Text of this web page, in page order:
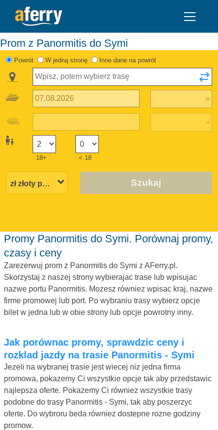
Prom z Panormitis do Symi
Powrót W jedną stronę Inne dane na powrót
18+ < 18
Szukaj
Promy Panormitis do Symi. Porównaj promy,
czasy i ceny
Zarezerwuj prom z Panormitis do Symi z AFerry.pl.
Skorzystaj z naszej strony wybierajac trase lub wpisujac
nazwe portu Panormitis. Mozesz równiez wpisac kraj, nazwe
firme promowej lub port. Po wybraniu trasy wybierz opcje
bilet w jedna lub w obie strony lub opcje powrotny inny.
Jak porównac promy, sprawdzic ceny i
rozklad jazdy na trasie Panormitis - Symi
Jezeli na wybranej trasie jest wiecej niz jedna firma
promowa, pokazemy Ci wszystkie opcje tak aby przedstawic
najlepsza oferte. Pokazemy Ci równiez wszystkie trasy
podobne do trasy Panormitis - Symi, tak aby poszerzyc
oferte. Do wybroru beda równiez dostepne rozne godziny
promow.